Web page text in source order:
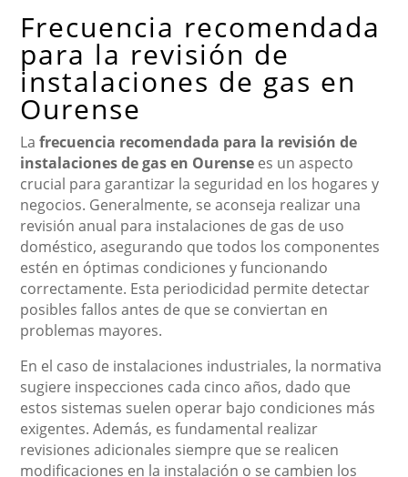
Frecuencia recomendada
para la revisión de
instalaciones de gas en
Ourense
Lafrecuencia recomendada para la revisión de
instalaciones de gas en Ourense es un aspecto
crucial para garantizar la seguridad en los hogares y
negocios. Generalmente, se aconseja realizar una
revisión anual para instalaciones de gas de uso
doméstico, asegurando que todos los componentes
estén en óptimas condiciones y funcionando
correctamente. Esta periodicidad permite detectar
posibles fallos antes de que se conviertan en
problemas mayores.
En el caso de instalaciones industriales, la normativa
sugiere inspecciones cada cinco años, dado que
estos sistemas suelen operar bajo condiciones más
exigentes. Además, es fundamental realizar
revisiones adicionales siempre que se realicen
modificaciones en la instalación o se cambien los